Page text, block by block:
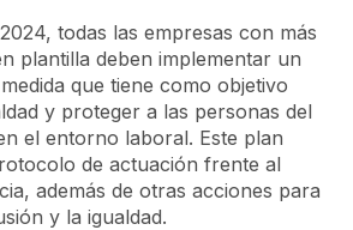
todas las empresas con más
plantilla deben implementar un
que tiene como objetivo
y proteger a las personas del
el entorno laboral. Este plan
de actuación frente al
además de otras acciones para
y la igualdad.